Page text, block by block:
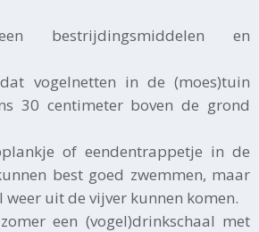
bestrijdingsmiddelen en
vogelnetten in de (moes)tuin
30 centimeter boven de grond
of eendentrappetje in de
best goed zwemmen, maar
weer uit de vijver kunnen komen.
een (vogel)drinkschaal met